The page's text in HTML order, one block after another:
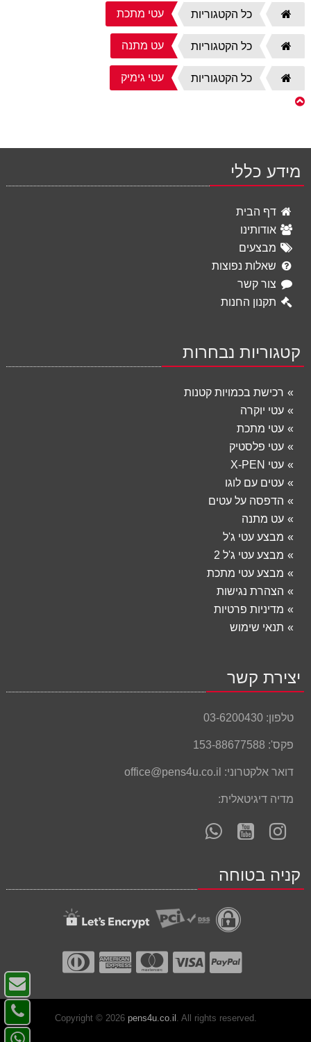
דף
הבית
כל הקטגוריות עטי מתכת
דף
הבית
כל הקטגוריות עט מתנה
דף
הבית
כל הקטגוריות עטי גימיק
מידע כללי
דף הבית
אודותינו
מבצעים
שאלות נפוצות
צור קשר
תקנון החנות
קטגוריות נבחרות
רכישת בכמויות קטנות
עטי יוקרה
עטי מתכת
עטי פלסטיק
עטי X-PEN
עטים עם לוגו
הדפסה על עטים
עט מתנה
מבצע עטי ג'ל
מבצע עטי ג'ל 2
מבצע עטי מתכת
הצהרת נגישות
מדיניות פרטיות
תנאי שימוש
יצירת קשר
טלפון: 03-6200430
פקס': 153-88677588
דואר אלקטרוני: office@pens4u.co.il
מדיה דיגיטאלית:
עקוב
אחרינו
YouTube
עקוב
אחרינו
YouTubeקניה בטוחה
Copyright © 2026 pens4u.co.il . All rights reserved.
-